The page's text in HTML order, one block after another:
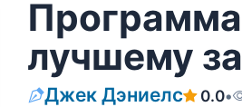
лучшему
Джек Дэниелс 0.0•